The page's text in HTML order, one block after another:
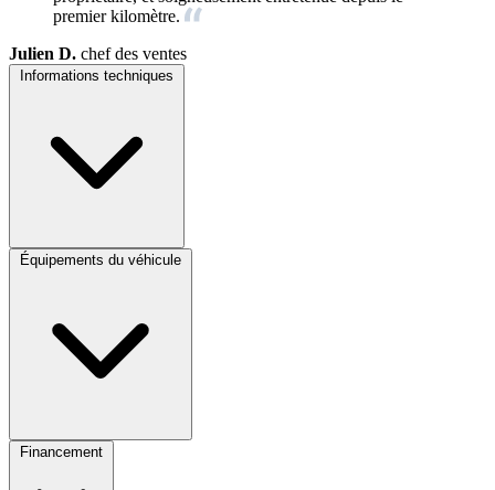
premier kilomètre.
Julien D. chef des ventes
Informations techniques
Équipements du véhicule
Financement